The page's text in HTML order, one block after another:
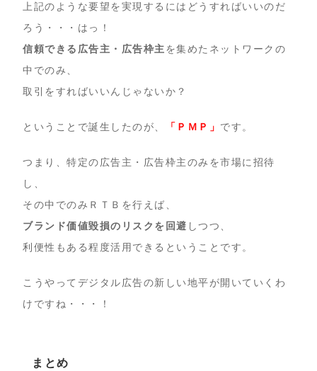
上記のような要望を実現するにはどうすればいいのだ
ろう・・・はっ！
信頼できる広告主・広告枠主 を集めたネットワークの
中でのみ、
取引をすればいいんじゃないか？
ということで誕生したのが、 「ＰＭＰ」 です。
つまり、特定の広告主・広告枠主のみを市場に招待
し、
その中でのみＲＴＢを行えば、
ブランド価値毀損のリスクを回避 しつつ、
利便性もある程度活用できるということです。
こうやってデジタル広告の新しい地平が開いていくわ
けですね・・・！
まとめ